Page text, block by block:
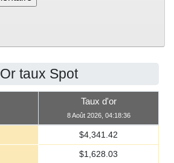
Or taux Spot
Taux d'or
8 Août 2026, 04:18:36
$4,341.42
$1,628.03